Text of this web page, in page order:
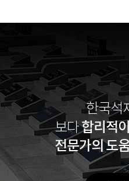
한국석
보다합리적
전문가의 도